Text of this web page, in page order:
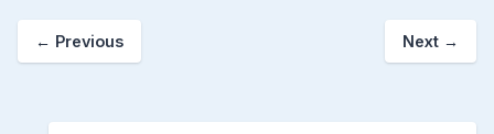
← Previous Next →